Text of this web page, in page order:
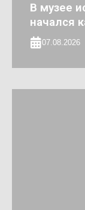
В музее
начался
07.08.2026